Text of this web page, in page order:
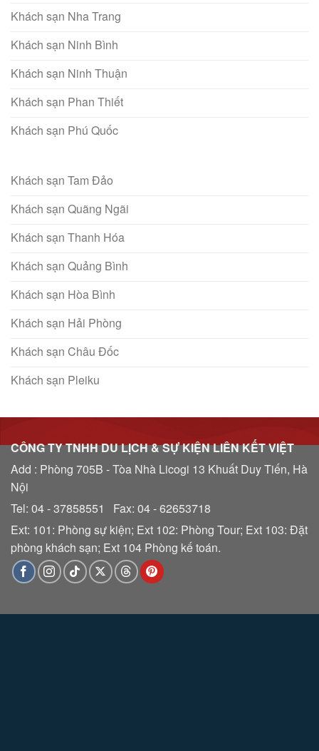
Khách sạn Nha Trang
Khách sạn Ninh Bình
Khách sạn Ninh Thuận
Khách sạn Phan Thiết
Khách sạn Phú Quốc
Khách sạn Tam Đảo
Khách sạn Quãng Ngãi
Khách sạn Thanh Hóa
Khách sạn Quảng Bình
Khách sạn Hòa Bình
Khách sạn Hải Phòng
Khách sạn Châu Đốc
Khách sạn Pleiku
CÔNG TY TNHH DU LỊCH & SỰ KIỆN LIÊN KẾT VIỆT
Add : Phòng 705B - Tòa Nhà Licogi 13 Khuất Duy Tiến, Hà
Nội
Tel: 04 - 37858551 Fax: 04 - 62653718
Ext: 101: Phòng sự kiện; Ext 102: Phòng Tour; Ext 103: Đặt
phòng khách sạn; Ext 104 Phòng kế toán.